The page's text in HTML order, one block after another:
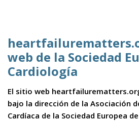
web de la Sociedad
Cardiología
El sitio web
bajo la dirección de la Asociación
Cardíaca de la Sociedad Europea